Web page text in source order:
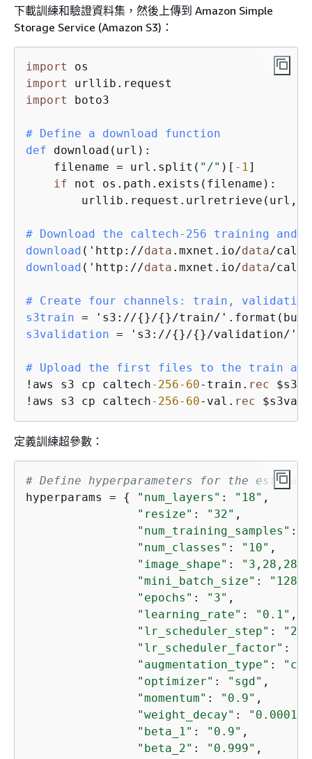
下載訓練和驗證資料集，然後上傳到 Amazon Simple
Storage Service (Amazon S3)：
import
import
import
boto3
# Define a download function
def download(url):
    filename = url.split(
"/" )[ -1]
if not os.path.exists(filename):
urllib.request.urlretrieve(url,
# Download the caltech-256 training and
download ('http://data .mxnet.io/data/
download ('http://data .mxnet.io/data/
# Create four channels: train,
s3train = 's3://{}/{
s3validation = 's3://{}/{}/validation/
# Upload the first files to the train and
!aws s3 cp caltech-256-60-train. rec
!aws s3 cp caltech-256-60-val. rec
定義訓練超參數：
# Define hyperparameters for the
hyperparams = { "num_layers" : "18" ,
"resize" : "32" ,
"num_training_samples" :
"num_classes" : "10" ,
"image_shape" : "3,28,28"
"mini_batch_size" : "128"
"epochs" : "3" ,
"learning_rate" : "0.1" ,
"lr_scheduler_step" :
"lr_scheduler_factor" :
"augmentation_type" :
"optimizer" : "sgd" ,
"momentum" : "0.9" ,
"weight_decay" : "0.0001"
"beta_1" : "0.9" ,
"beta_2" : "0.999" ,